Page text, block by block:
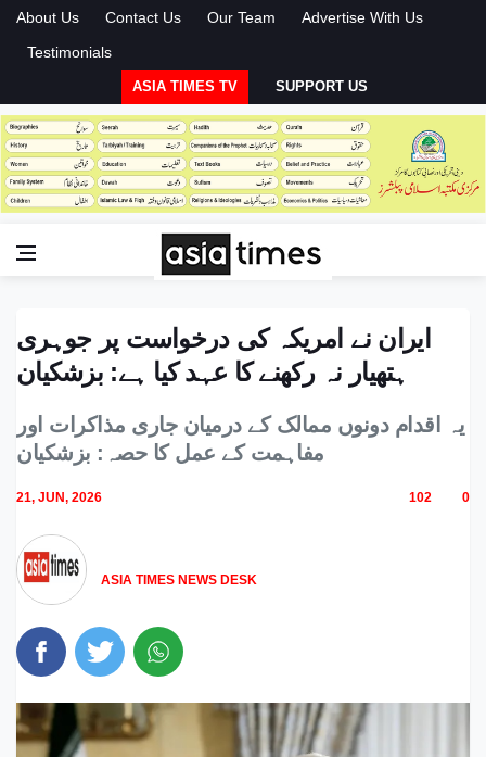
About Us Contact Us Our Team
Advertise With Us
Testimonials
ASIA TIMES TV SUPPORT US
ایران نے امریکہ کی درخواست پر جوہری
ہتھیار نہ رکھنے کا عہد کیا ہے: بزشکیان
یہ اقدام دونوں ممالک کے درمیان جاری مذاکرات اور
مفاہمت کے عمل کا حصہ: بزشکیان
21, JUN, 2026 102 0
ASIA TIMES NEWS DESK